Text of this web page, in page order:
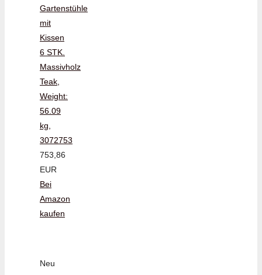
Gartenstühle
mit
Kissen
6 STK.
Massivholz
Teak,
Weight:
56.09
kg,
3072753
753,86
EUR
Bei
Amazon
kaufen
Neu